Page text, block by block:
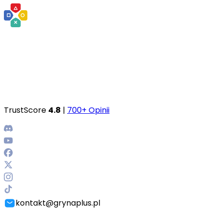
TrustScore 4.8 | 700+ Opinii
kontakt@grynaplus.pl